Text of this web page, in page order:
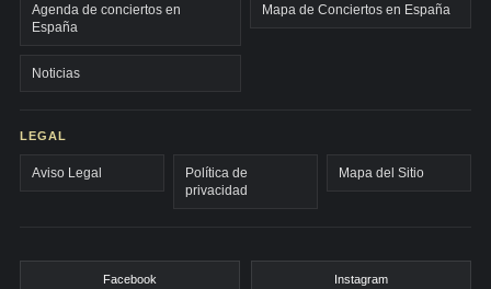
Agenda de conciertos en
España
Mapa de Conciertos en España
Noticias
LEGAL
Aviso Legal
Política de
privacidad
Mapa del Sitio
Facebook Instagram